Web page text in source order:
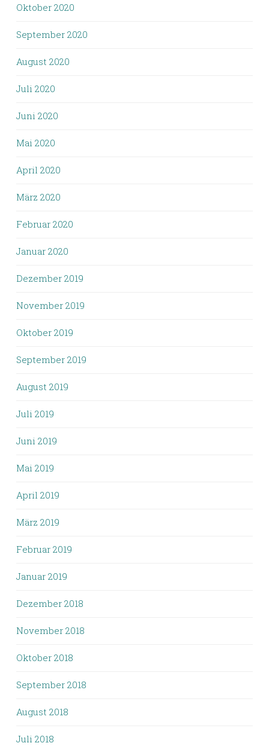
Oktober 2020
September 2020
August 2020
Juli 2020
Juni 2020
Mai 2020
April 2020
März 2020
Februar 2020
Januar 2020
Dezember 2019
November 2019
Oktober 2019
September 2019
August 2019
Juli 2019
Juni 2019
Mai 2019
April 2019
März 2019
Februar 2019
Januar 2019
Dezember 2018
November 2018
Oktober 2018
September 2018
August 2018
Juli 2018